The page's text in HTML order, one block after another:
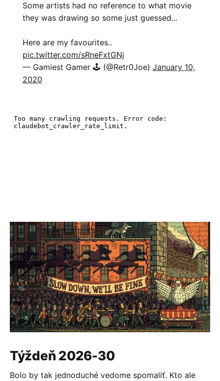
Some artists had no reference to what movie
they was drawing so some just guessed...
Here are my favourites..
pic.twitter.com/sRneFxtGNj
— Gamiest Gamer 🕹 (@Retr0Joe) January 10,
2020
Týždeň 2026-30
Bolo by tak jednoduché vedome spomaliť. Kto ale